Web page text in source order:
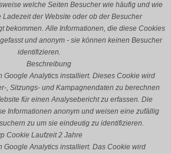
welche Seiten Besucher wie häufig und wie
der Website oder ob der Besucher
bekommen. Alle Informationen, die diese Cookies
und anonym - sie können keinen Besucher
identifizieren.
Beschreibung
Google Analytics installiert. Dieses Cookie wird
, Sitzungs- und Kampagnendaten zu berechnen
für einen Analysebericht zu erfassen. Die
Informationen anonym und weisen eine zufällig
zu um sie eindeutig zu identifizieren.
Cookie Laufzeit 2 Jahre
Google Analytics installiert. Das Cookie wird